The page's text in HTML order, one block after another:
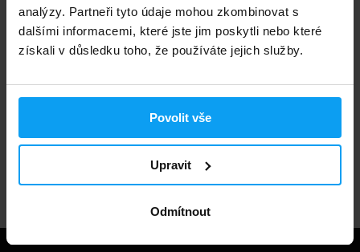
analýzy. Partneři tyto údaje mohou zkombinovat s
dalšími informacemi, které jste jim poskytli nebo které
získali v důsledku toho, že používáte jejich služby.
Povolit vše
Upravit
Odmítnout
3000+ produktů ihned k odběru
Odborné poradenství